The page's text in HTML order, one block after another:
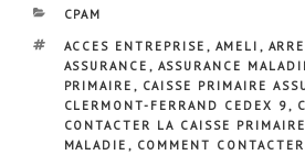
CATÉGORIES
CPAM
ÉTIQUETTES
ACCES ENTREPRISE , AMELI ,
ASSURANCE , ASSURANCE
PRIMAIRE , CAISSE PRIMAIRE
CLERMONT-FERRAND CEDEX 9,
CONTACTER LA CAISSE
MALADIE , COMMENT